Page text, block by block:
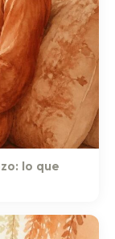
lo que